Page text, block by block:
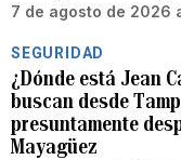
7 de agosto de 2026
SEGURIDAD
¿Dónde está Jean
buscan desde
presuntamente
Mayagüez